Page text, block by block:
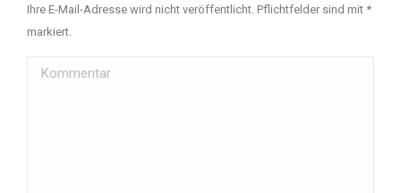
Ihre E-Mail-Adresse wird nicht veröffentlicht. Pflichtfelder sind mit *
markiert.
Kommentar